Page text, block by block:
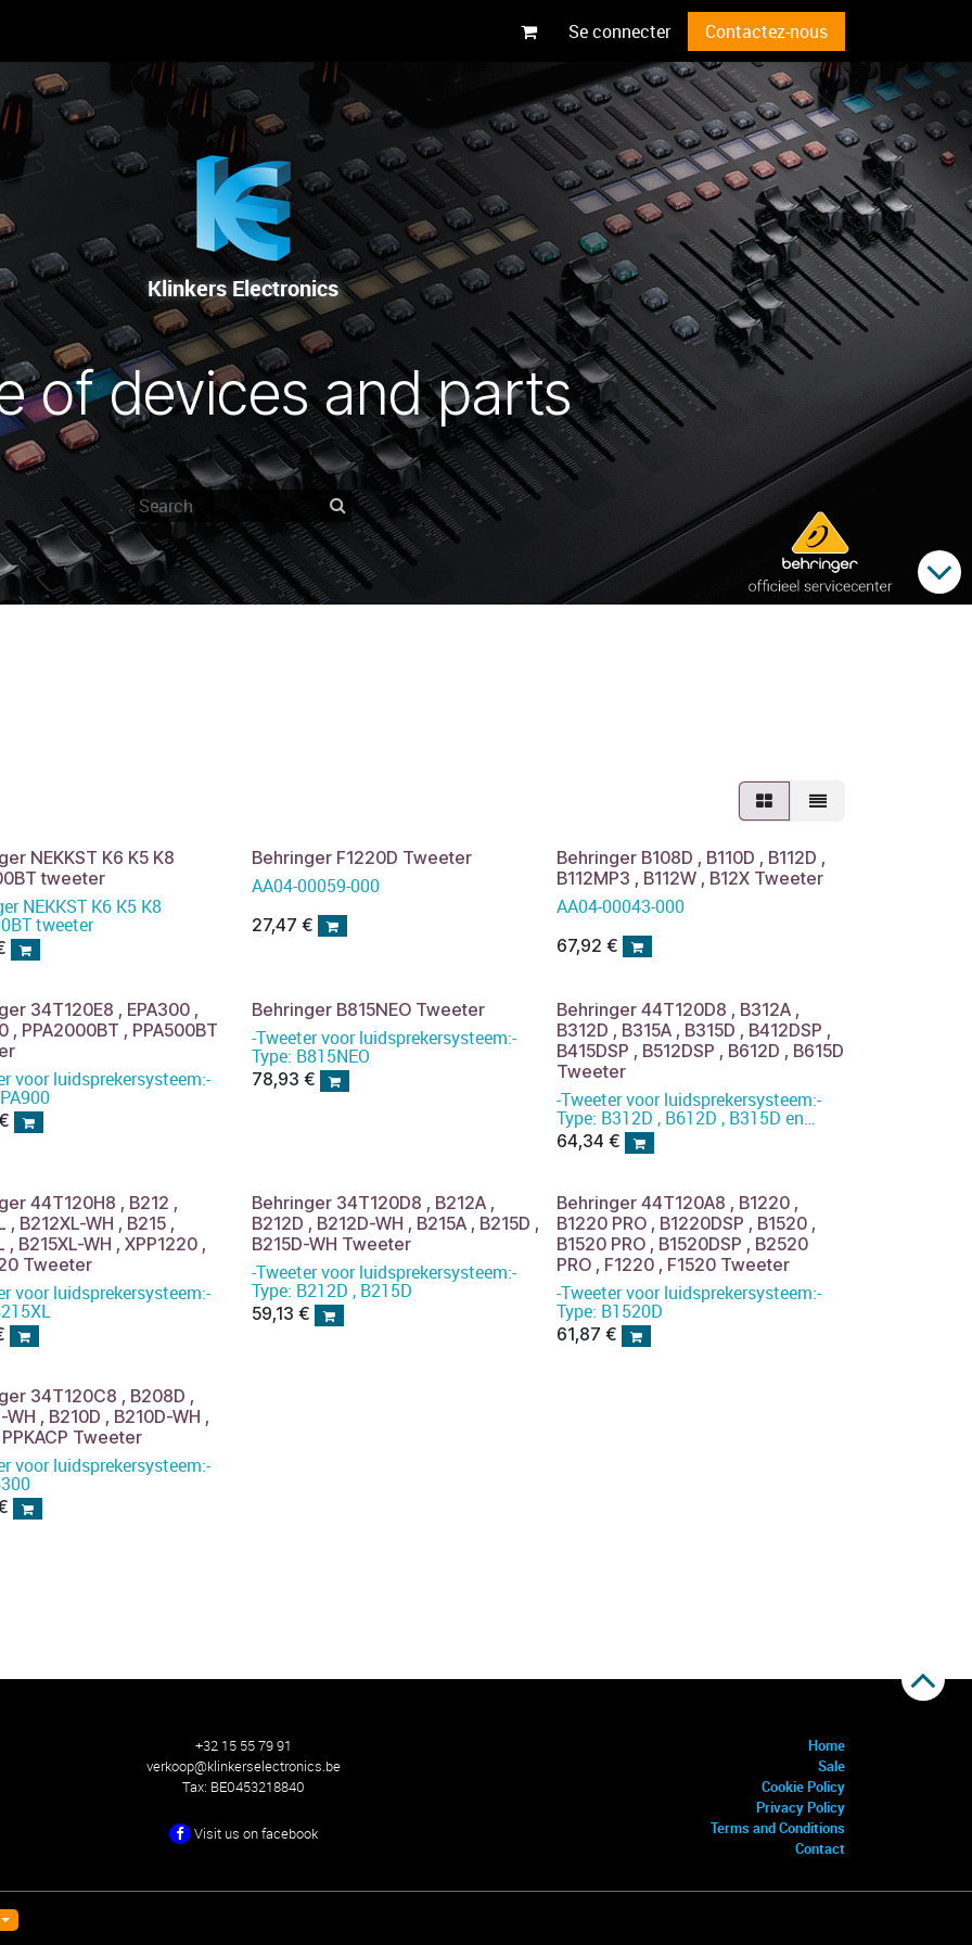
Se connecter Contactez-nous
Klinkers Electronics
of devices and parts
NEKKST K6 K5 K8
tweeter
NEKKST K6 K5 K8
tweeter
Behringer F1220D Tweeter
AA04-00059-000
27,47 €
Behringer B108D , B110D , B112D ,
B112MP3 , B112W , B12X Tweeter
AA04-00043-000
67,92 €
34T120E8 , EPA300 ,
, PPA2000BT , PPA500BT
voor luidsprekersysteem:-
Behringer B815NEO Tweeter
-Tweeter voor luidsprekersysteem:-
Type: B815NEO
78,93 €
Behringer 44T120D8 , B312A ,
B312D , B315A , B315D , B412DSP ,
B415DSP , B512DSP , B612D , B615D
Tweeter
-Tweeter voor luidsprekersysteem:-
Type: B312D , B612D , B315D en
B615D
64,34 €
44T120H8 , B212 ,
, B212XL-WH , B215 ,
, B215XL-WH , XPP1220 ,
Tweeter
voor luidsprekersysteem:-
Behringer 34T120D8 , B212A ,
B212D , B212D-WH , B215A , B215D ,
B215D-WH Tweeter
-Tweeter voor luidsprekersysteem:-
Type: B212D , B215D
59,13 €
Behringer 44T120A8 , B1220 ,
B1220 PRO , B1220DSP , B1520 ,
B1520 PRO , B1520DSP , B2520
PRO , F1220 , F1520 Tweeter
-Tweeter voor luidsprekersysteem:-
Type: B1520D
61,87 €
34T120C8 , B208D ,
, B210D , B210D-WH ,
Tweeter
voor luidsprekersysteem:-
+32 15 55 79 91
verkoop@klinkerselectronics.be
Tax: BE0453218840
Visit us on facebook
Home
Sale
Cookie Policy
Privacy Policy
Terms and Conditions
Contact